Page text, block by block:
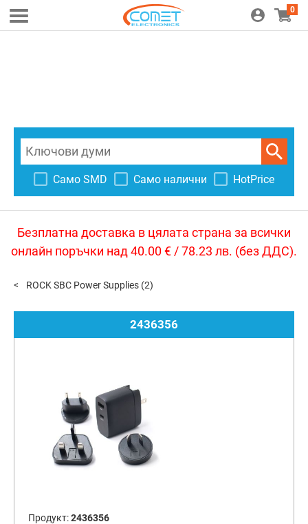
0
Само SMD Само налични HotPrice
Безплатна доставка в цялата страна за всички
онлайн поръчки над 40.00 € / 78.23 лв. (без ДДС).
ROCK SBC Power Supplies (2)
2436356
Продукт:2436356